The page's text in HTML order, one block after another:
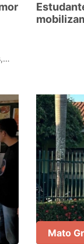
Mato